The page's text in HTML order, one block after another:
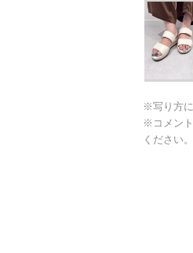
※写り方に
※コメン
ください。